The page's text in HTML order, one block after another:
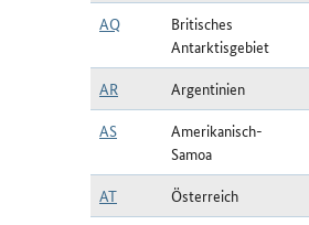
AQ
Britisches
Antarktisgebiet
AR Argentinien
AS
Amerikanisch-
Samoa
AT
Österreich